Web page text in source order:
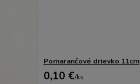
Pomarančové drievko 11cm
0,10 €/ks